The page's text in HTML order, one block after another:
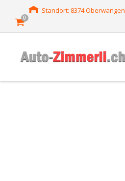
Standort: 8374 Oberwangen
0